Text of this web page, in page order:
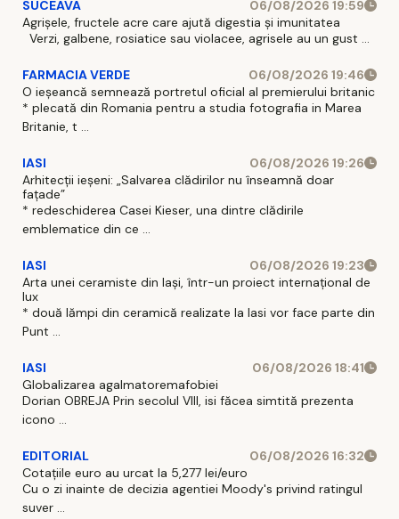
SUCEAVA
06/08/2026 19:59
Agrișele, fructele acre care ajută digestia și imunitatea
Verzi, galbene, rosiatice sau violacee, agrisele au un gust ...
FARMACIA VERDE
06/08/2026 19:46
O ieșeancă semnează portretul oficial al premierului britanic
* plecată din Romania pentru a studia fotografia in Marea
Britanie, t ...
IASI
06/08/2026 19:26
Arhitecții ieșeni: „Salvarea clădirilor nu înseamnă doar
fațade”
* redeschiderea Casei Kieser, una dintre clădirile
emblematice din ce ...
IASI
06/08/2026 19:23
Arta unei ceramiste din Iași, într-un proiect internațional de
lux
* două lămpi din ceramică realizate la Iasi vor face parte din
Punt ...
IASI
06/08/2026 18:41
Globalizarea agalmatoremafobiei
Dorian OBREJA Prin secolul VIII, isi făcea simtită prezenta
icono ...
EDITORIAL
06/08/2026 16:32
Cotațiile euro au urcat la 5,277 lei/euro
Cu o zi inainte de decizia agentiei Moody's privind ratingul
suver ...